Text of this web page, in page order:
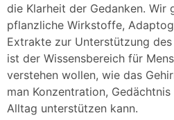
die Klarheit der Gedanken. Wir
pflanzliche Wirkstoffe,
Extrakte zur Unterstützung
ist der Wissensbereich für
verstehen wollen, wie das
man Konzentration,
Alltag unterstützen kann.